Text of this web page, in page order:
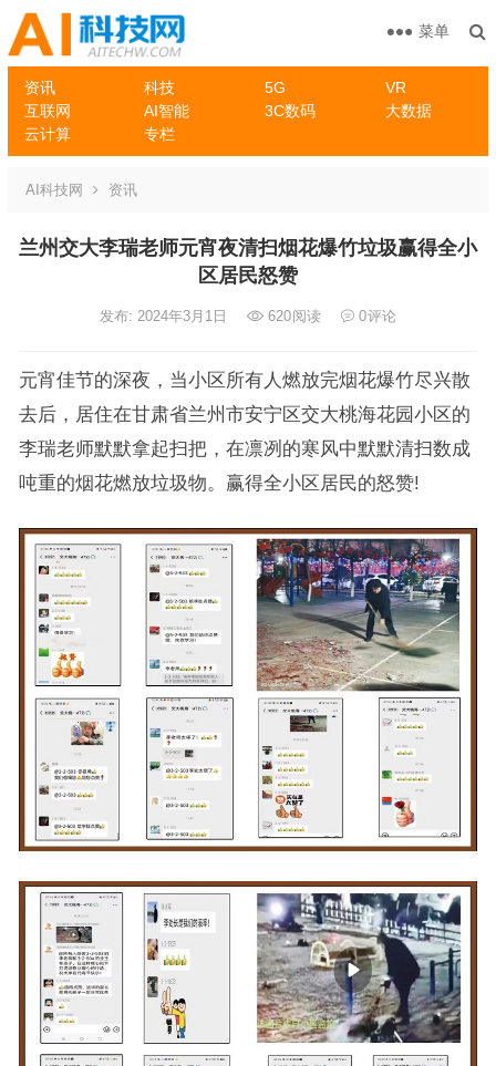
资讯 科技 5G
VR
互联网
AI智能 3C数码
大数据
云计算
专栏
菜单
AI科技网 资讯
兰州交大李瑞老师元宵夜清扫烟花爆竹垃圾赢得全小
区居民怒赞
发布: 2024年3月1日 620阅读 0评论
元宵佳节的深夜，当小区所有人燃放完烟花爆竹尽兴散
去后，居住在甘肃省兰州市安宁区交大桃海花园小区的
李瑞老师默默拿起扫把，在凛冽的寒风中默默清扫数成
吨重的烟花燃放垃圾物。赢得全小区居民的怒赞!